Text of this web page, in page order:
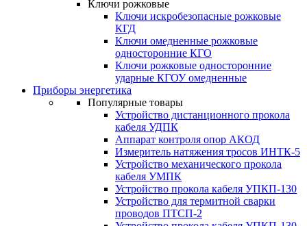
Ключи рожковые
Ключи искробезопасные рожковые
КГД
Ключи омедненные рожковые
односторонние КГО
Ключи рожковые односторонние
ударные КГОУ омедненные
Приборы энергетика
Популярные товары
Устройство дистанционного прокола
кабеля УДПК
Аппарат контроля опор АКОД
Измеритель натяжения тросов ИНТК-5
Устройство механического прокола
кабеля УМПК
Устройство прокола кабеля УПКП-130
Устройство для термитной сварки
проводов ПТСП-2